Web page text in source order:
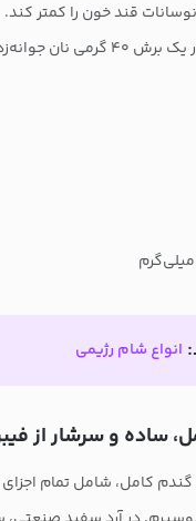
قند خون را کمتر کند.
نان جوانه‌زده:
انواع شام رژیمی
گندم کامل، شامل تمام